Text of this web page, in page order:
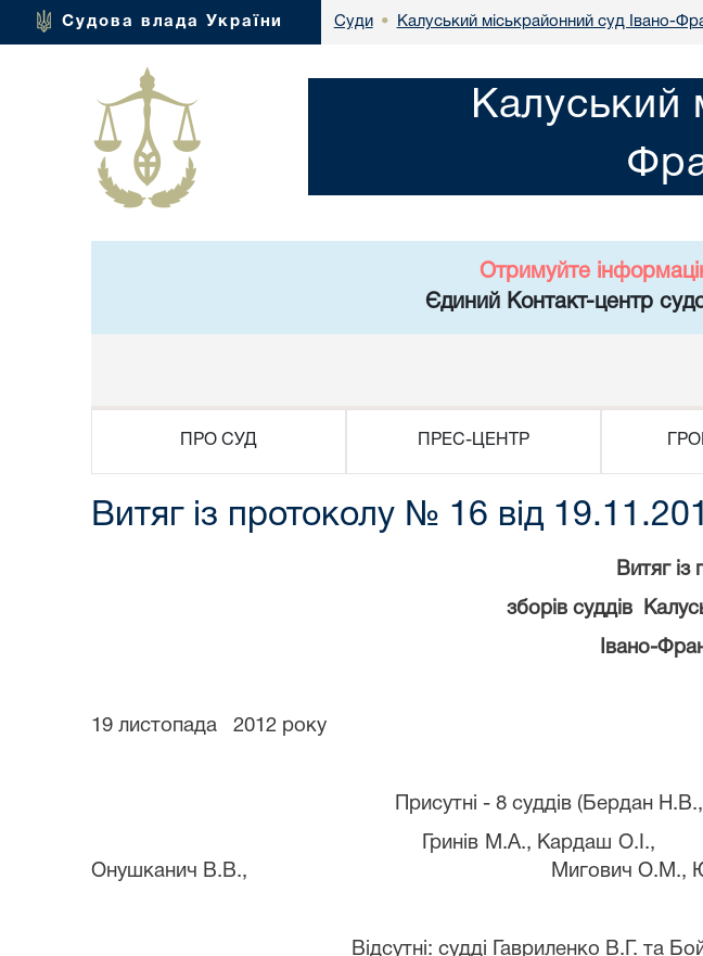
Судова влада України Суди • Калуський міськрайонний суд Івано-
Калуський
Отримуйте
Єдиний Контакт-центр
ПРО СУД ПРЕС-ЦЕНТР
Витяг із протоколу № 16 від
Витяг із
зборів суддів
Івано-
19 листопада 2012 року
Присутні - 8 суддів (Бердан Н.В.,
Гринів М.А., Кардаш О.І.,
Онушканич В.В.,
Мигович О.М.,
Відсутні: судді Гавриленко В.Г. та